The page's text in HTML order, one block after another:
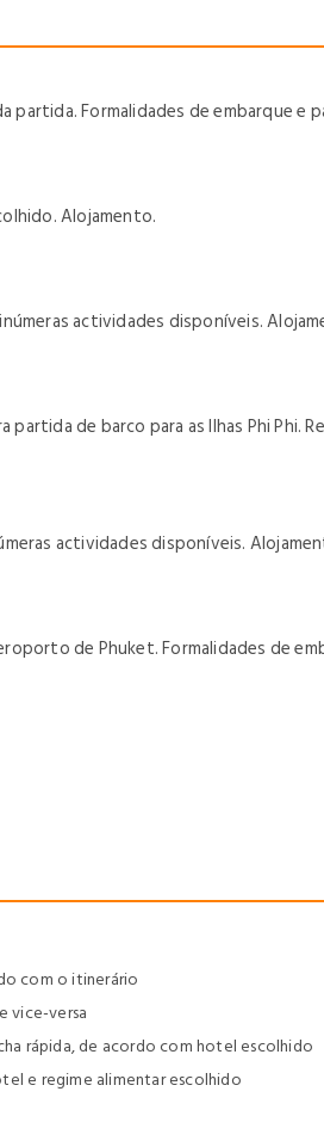
Formalidades de embarque
Alojamento.
actividades disponíveis.
de barco para as Ilhas Phi Phi.
actividades disponíveis.
de Phuket. Formalidades de
com o itinerário
vice-versa
rápida, de acordo com hotel escolhido
e regime alimentar escolhido